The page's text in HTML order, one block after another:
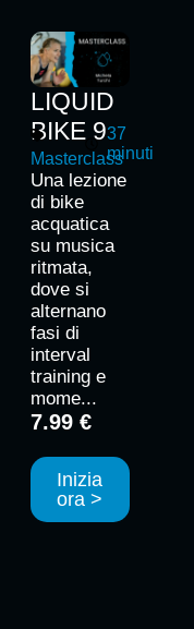
LIQUID
BIKE 9
Masterclass
37
minuti
Una lezione
di bike
acquatica
su musica
ritmata,
dove si
alternano
fasi di
interval
training e
mome...
7.99 €
Inizia
ora >